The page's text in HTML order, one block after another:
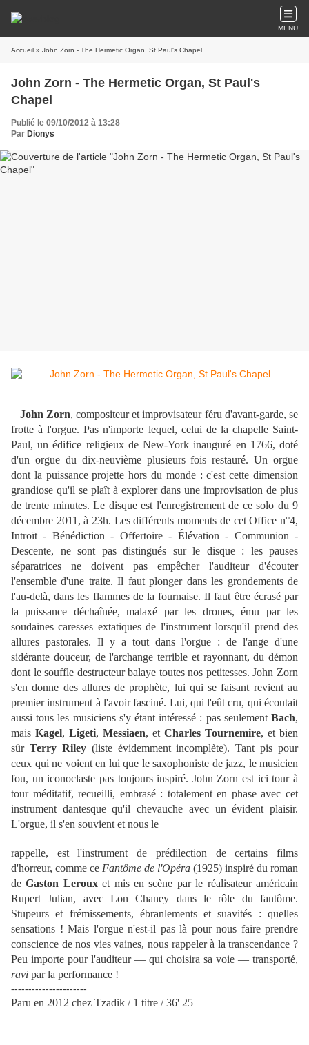
MENU
Accueil » John Zorn - The Hermetic Organ, St Paul's Chapel
John Zorn - The Hermetic Organ, St Paul's
Chapel
Publié le 09/10/2012 à 13:28
Par Dionys
John Zorn, compositeur et improvisateur féru d'avant-garde, se
frotte à l'orgue. Pas n'importe lequel, celui de la chapelle Saint-
Paul, un édifice religieux de New-York inauguré en 1766, doté
d'un orgue du dix-neuvième plusieurs fois restauré. Un orgue
dont la puissance projette hors du monde : c'est cette dimension
grandiose qu'il se plaît à explorer dans une improvisation de plus
de trente minutes. Le disque est l'enregistrement de ce solo du 9
décembre 2011, à 23h. Les différents moments de cet Office n°4,
Introït - Bénédiction - Offertoire - Élévation - Communion -
Descente, ne sont pas distingués sur le disque : les pauses
séparatrices ne doivent pas empêcher l'auditeur d'écouter
l'ensemble d'une traite. Il faut plonger dans les grondements de
l'au-delà, dans les flammes de la fournaise. Il faut être écrasé par
la puissance déchaînée, malaxé par les drones, ému par les
soudaines caresses extatiques de l'instrument lorsqu'il prend des
allures pastorales. Il y a tout dans l'orgue : de l'ange d'une
sidérante douceur, de l'archange terrible et rayonnant, du démon
dont le souffle destructeur balaye toutes nos petitesses. John Zorn
s'en donne des allures de prophète, lui qui se faisant revient au
premier instrument à l'avoir fasciné. Lui, qui l'eût cru, qui écoutait
aussi tous les musiciens s'y étant intéressé : pas seulement Bach,
mais Kagel, Ligeti, Messiaen, et Charles Tournemire, et bien
sûr Terry Riley(liste évidemment incomplète). Tant pis pour
ceux qui ne voient en lui que le saxophoniste de jazz, le musicien
fou, un iconoclaste pas toujours inspiré. John Zorn est ici tour à
tour méditatif, recueilli, embrasé : totalement en phase avec cet
instrument dantesque qu'il chevauche avec un évident plaisir.
L'orgue, il s'en souvient et nous le
rappelle, est l'instrument de prédilection de certains films
d'horreur, comme ce Fantôme de l'Opéra (1925) inspiré du roman
deGaston Lerouxet mis en scène par le réalisateur américain
Rupert Julian, avec Lon Chaney dans le rôle du fantôme.
Stupeurs et frémissements, ébranlements et suavités : quelles
sensations ! Mais l'orgue n'est-il pas là pour nous faire prendre
conscience de nos vies vaines, nous rappeler à la transcendance ?
Peu importe pour l'auditeur — qui choisira sa voie — transporté,
ravi par la performance !
----------------------
Paru en 2012 chez Tzadik / 1 titre / 36' 25